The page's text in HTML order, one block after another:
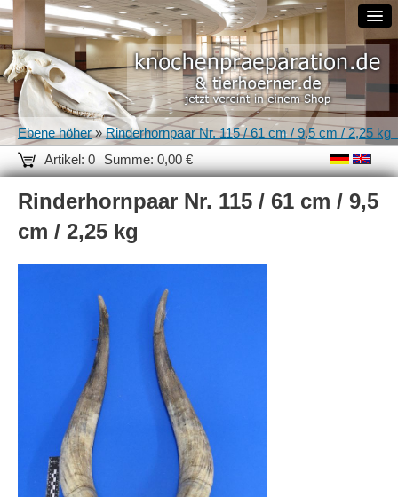
Artikel: 0 Summe: 0,00 €
Ebene höher»Rinderhornpaar Nr. 115 / 61 cm / 9,5 cm / 2,25 kg
Rinderhornpaar Nr. 115 / 61 cm / 9,5
cm / 2,25 kg